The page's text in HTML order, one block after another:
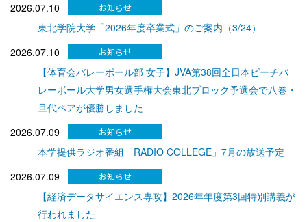
2026.07.10
東北学院大学「2026年度卒業式」のご案内（3/24）
2026.07.10
【体育会バレーボール部 女子】JVA第38回全日本ビーチバ
レーボール大学男女選手権大会東北ブロック予選会で八巻・
旦代ペアが優勝しました
2026.07.09
本学提供ラジオ番組「RADIO COLLEGE」7月の放送予定
2026.07.09
【経済データサイエンス専攻】2026年年度第3回特別講義が
行われました